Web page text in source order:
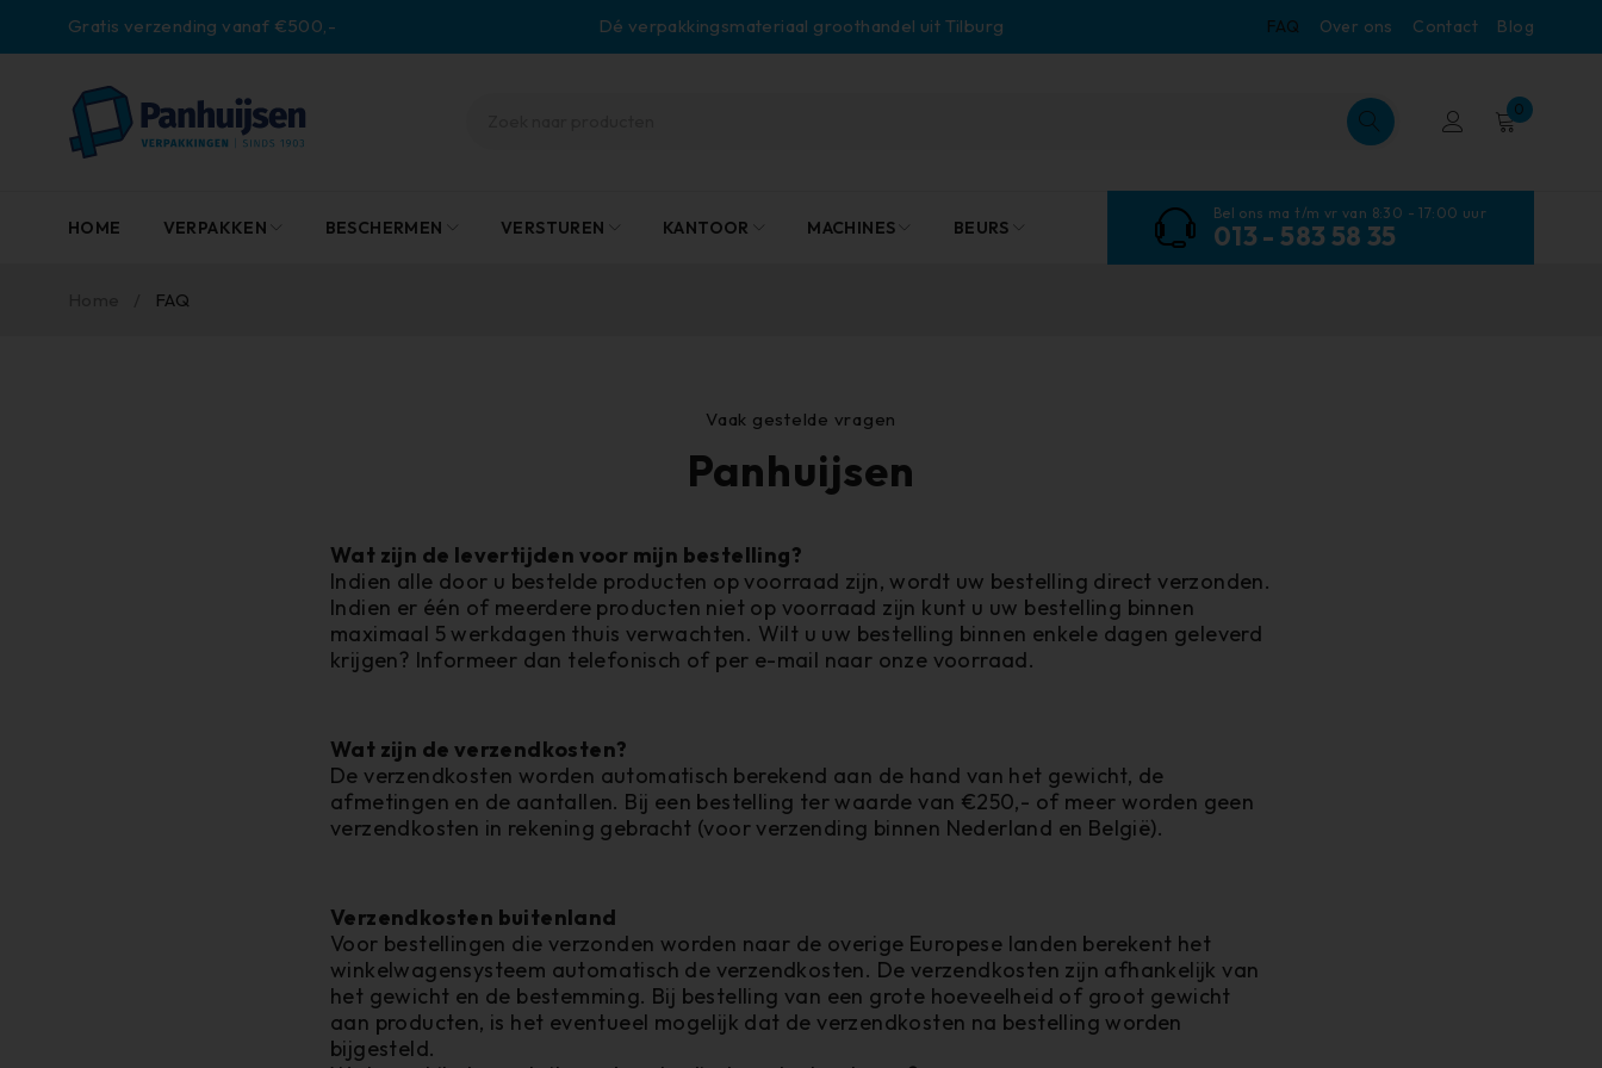
Gratis verzending vanaf €500,- Dé verpakkingsmateriaal groothandel uit Tilburg FAQ Over ons Contact Blog
0
HOME VERPAKKEN BESCHERMEN VERSTUREN KANTOOR MACHINES BEURS
Bel ons ma t/m vr van 8:30 - 17:00 uur
013 - 583 58 35
FAQ
Vaak gestelde vragen
Panhuijsen
Wat zijn de levertijden voor mijn bestelling?
Indien alle door u bestelde producten op voorraad zijn, wordt uw bestelling direct verzonden.
Indien er één of meerdere producten niet op voorraad zijn kunt u uw bestelling binnen
maximaal 5 werkdagen thuis verwachten. Wilt u uw bestelling binnen enkele dagen geleverd
krijgen? Informeer dan telefonisch of per e-mail naar onze voorraad.
Wat zijn de verzendkosten?
De verzendkosten worden automatisch berekend aan de hand van het gewicht, de
afmetingen en de aantallen. Bij een bestelling ter waarde van €250,- of meer worden geen
verzendkosten in rekening gebracht (voor verzending binnen Nederland en België).
Verzendkosten buitenland
Voor bestellingen die verzonden worden naar de overige Europese landen berekent het
winkelwagensysteem automatisch de verzendkosten. De verzendkosten zijn afhankelijk van
het gewicht en de bestemming. Bij bestelling van een grote hoeveelheid of groot gewicht
aan producten, is het eventueel mogelijk dat de verzendkosten na bestelling worden
bijgesteld.